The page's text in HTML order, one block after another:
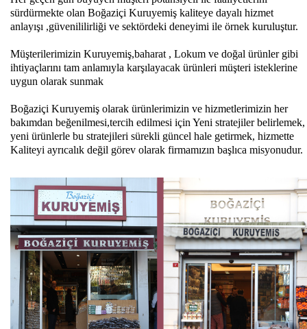
sürdürmekte olan Boğaziçi Kuruyemiş kaliteye dayalı hizmet
anlayışı ,güvenililirliği ve sektördeki deneyimi ile örnek kuruluştur.
Müşterilerimizin Kuruyemiş,baharat , Lokum ve doğal ürünler gibi
ihtiyaçlarını tam anlamıyla karşılayacak ürünleri müşteri isteklerine
uygun olarak sunmak
Boğaziçi Kuruyemiş olarak ürünlerimizin ve hizmetlerimizin her
bakımdan beğenilmesi,tercih edilmesi için Yeni stratejiler belirlemek,
yeni ürünlerle bu stratejileri sürekli güncel hale getirmek, hizmette
Kaliteyi ayrıcalık değil görev olarak firmamızın başlıca misyonudur.